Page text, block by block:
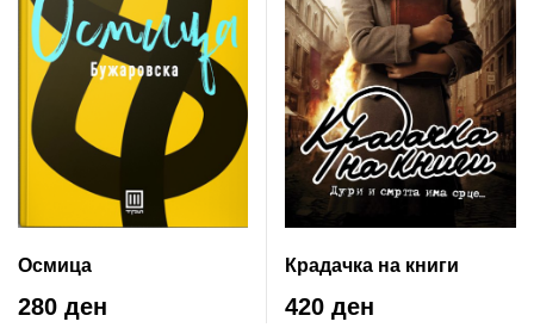
Осмица
280 ден
Крадачка на книги
420 ден